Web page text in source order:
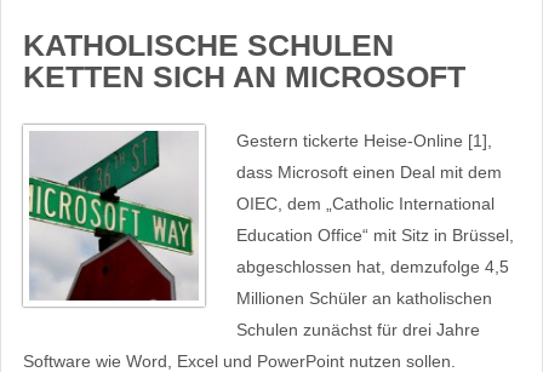
KATHOLISCHE SCHULEN
KETTEN SICH AN MICROSOFT
Gestern tickerte Heise-Online [1],
dass Microsoft einen Deal mit dem
OIEC, dem „Catholic International
Education Office“ mit Sitz in Brüssel,
abgeschlossen hat, demzufolge 4,5
Millionen Schüler an katholischen
Schulen zunächst für drei Jahre
Software wie Word, Excel und PowerPoint nutzen sollen.